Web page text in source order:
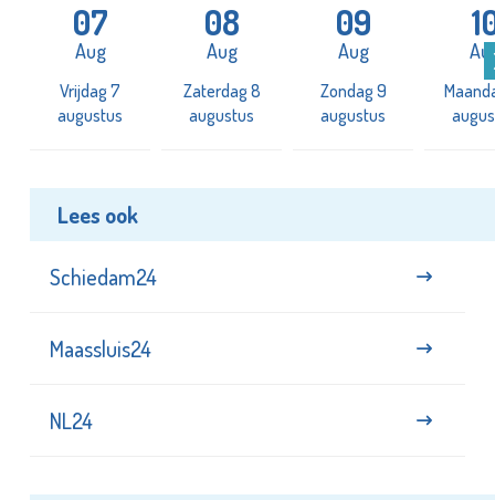
07
Aug
Vrijdag 7
augustus
08
Aug
Zaterdag 8
augustus
09
Aug
Zondag 9
augustus
Lees ook
Schiedam24
Maassluis24
NL24